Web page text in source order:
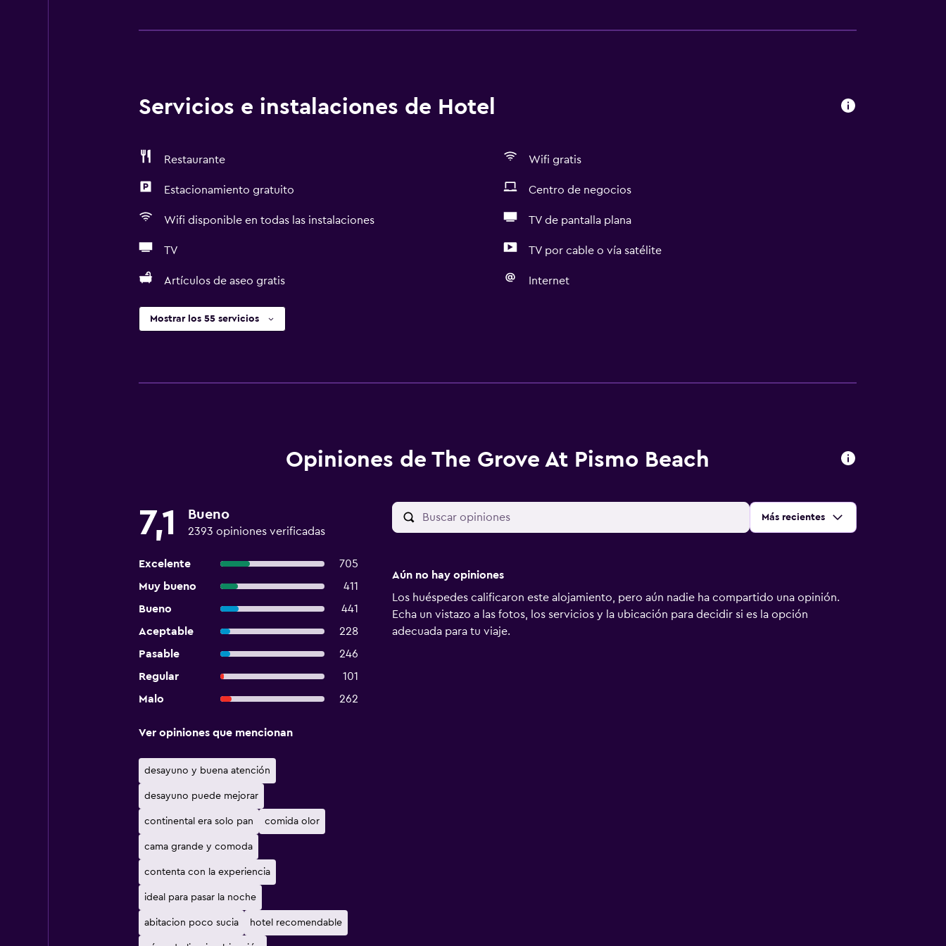
Servicios e instalaciones de Hotel
Restaurante Wifi gratis
Estacionamiento gratuito Centro de negocios
Wifi disponible en todas las instalaciones TV de pantalla plana
TV TV por cable o vía satélite
Artículos de aseo gratis Internet
Mostrar los 55 servicios
Opiniones de The Grove At Pismo Beach
7,1 Bueno
2393 opiniones verificadas
Excelente
705
Muy bueno
411
Bueno
441
Aceptable
228
Pasable
246
Regular
101
Malo
262
Ordenar por:
Más recientes
Ver opiniones que mencionan
desayuno y buena atención
desayuno puede mejorar
continental era solo pan comida olor
cama grande y comoda
contenta con la experiencia
ideal para pasar la noche
abitacion poco sucia hotel recomendable
Aún no hay opiniones
Los huéspedes calificaron este alojamiento, pero aún nadie ha compartido una opinión.
Echa un vistazo a las fotos, los servicios y la ubicación para decidir si es la opción
adecuada para tu viaje.